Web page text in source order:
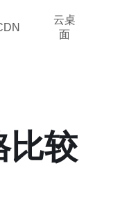
云桌
面
比较